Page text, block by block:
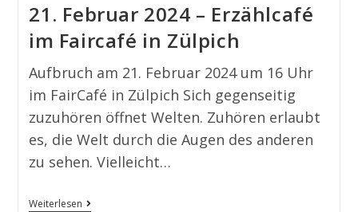
21. Februar 2024 – Erzählcafé
im Faircafé in Zülpich
Aufbruch am 21. Februar 2024 um 16 Uhr
im FairCafé in Zülpich Sich gegenseitig
zuzuhören öffnet Welten. Zuhören erlaubt
es, die Welt durch die Augen des anderen
zu sehen. Vielleicht…
Weiterlesen